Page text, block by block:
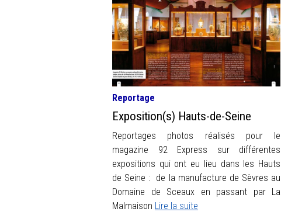
Reportage
Exposition(s) Hauts-de-Seine
Reportages photos réalisés pour le
magazine 92 Express sur différentes
expositions qui ont eu lieu dans les Hauts
de Seine : de la manufacture de Sèvres au
Domaine de Sceaux en passant par La
Malmaison Lire la suite